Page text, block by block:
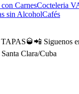
CarnesCocteleria
sin AlcoholCafés
Siguenos
Clara/Cuba